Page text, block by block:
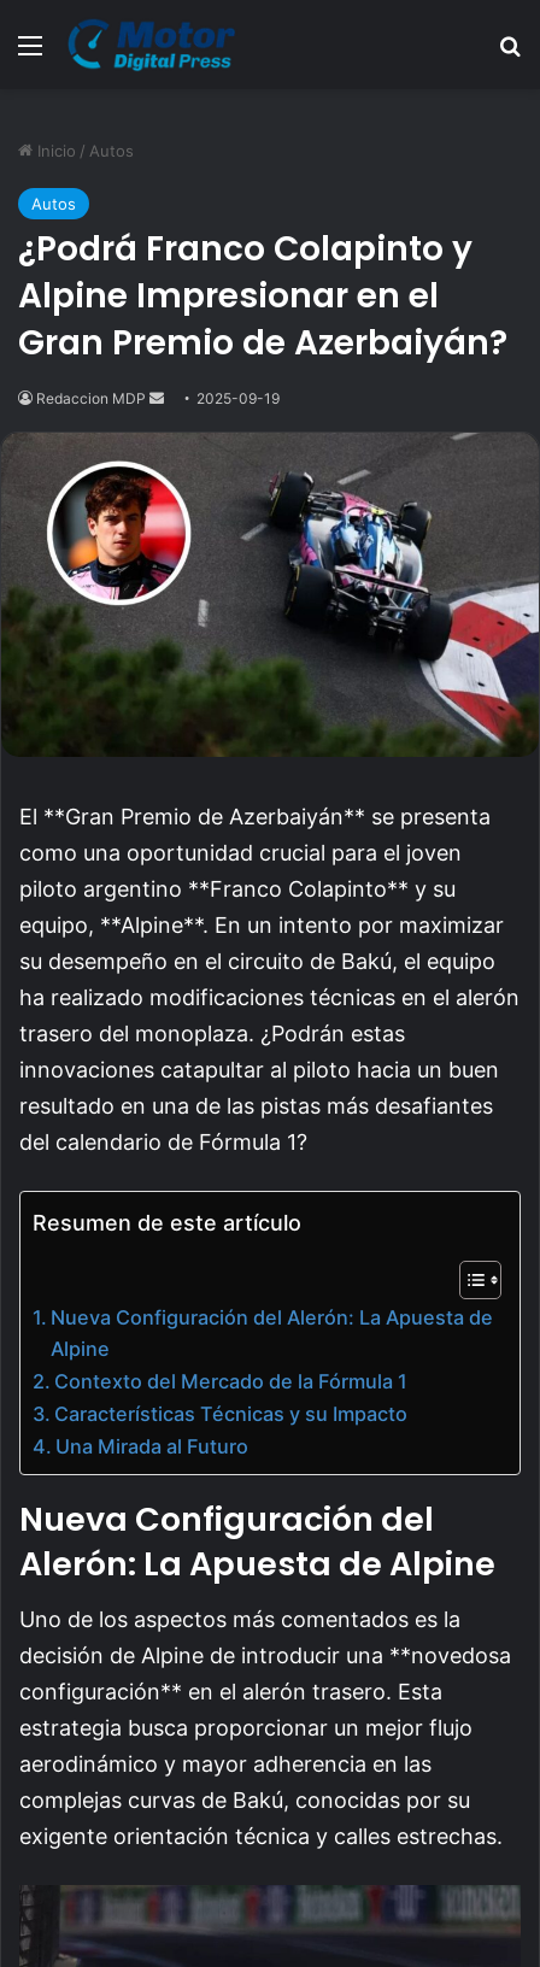
Menú
Inicio / Autos
Autos
¿Podrá Franco Colapinto y
Alpine Impresionar en el
Gran Premio de Azerbaiyán?
Redaccion MDP
Send2025-09-19
El **Gran Premio de Azerbaiyán** se presenta
como una oportunidad crucial para el joven
piloto argentino **Franco Colapinto** y su
equipo, **Alpine**. En un intento por maximizar
su desempeño en el circuito de Bakú, el equipo
ha realizado modificaciones técnicas en el alerón
trasero del monoplaza. ¿Podrán estas
innovaciones catapultar al piloto hacia un buen
resultado en una de las pistas más desafiantes
del calendario de Fórmula 1?
Resumen de este artículo
Nueva Configuración del Alerón: La Apuesta de
Alpine
Contexto del Mercado de la Fórmula 1
Características Técnicas y su Impacto
Una Mirada al Futuro
Nueva Configuración del
Alerón: La Apuesta de Alpine
Uno de los aspectos más comentados es la
decisión de Alpine de introducir una **novedosa
configuración** en el alerón trasero. Esta
estrategia busca proporcionar un mejor flujo
aerodinámico y mayor adherencia en las
complejas curvas de Bakú, conocidas por su
exigente orientación técnica y calles estrechas.